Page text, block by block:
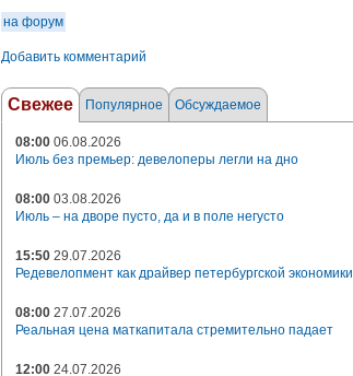
на форум
Добавить комментарий
Свежее Популярное Обсуждаемое
08:00 06.08.2026
Июль без премьер: девелоперы легли на дно
08:00 03.08.2026
Июль – на дворе пусто, да и в поле негусто
15:50 29.07.2026
Редевелопмент как драйвер петербургской экономики
08:00 27.07.2026
Реальная цена маткапитала стремительно падает
12:00 24.07.2026